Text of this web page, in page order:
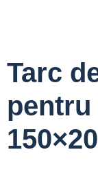
Tarc
pentru